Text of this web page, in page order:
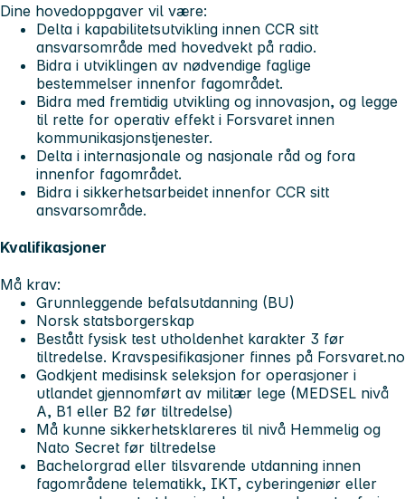
Dine hovedoppgaver vil være:
Delta i kapabilitetsutvikling innen CCR sitt
ansvarsområde med hovedvekt på radio.
Bidra i utviklingen av nødvendige faglige
bestemmelser innenfor fagområdet.
Bidra med fremtidig utvikling og innovasjon, og legge
til rette for operativ effekt i Forsvaret innen
kommunikasjonstjenester.
Delta i internasjonale og nasjonale råd og fora
innenfor fagområdet.
Bidra i sikkerhetsarbeidet innenfor CCR sitt
ansvarsområde.
Kvalifikasjoner
Må krav:
Grunnleggende befalsutdanning (BU)
Norsk statsborgerskap
Bestått fysisk test utholdenhet karakter 3 før
tiltredelse. Kravspesifikasjoner finnes på Forsvaret.no
Godkjent medisinsk seleksjon for operasjoner i
utlandet gjennomført av militær lege (MEDSEL nivå
A, B1 eller B2 før tiltredelse)
Må kunne sikkerhetsklareres til nivå Hemmelig og
Nato Secret før tiltredelse
Bachelorgrad eller tilsvarende utdanning innen
fagområdene telematikk, IKT, cyberingeniør eller